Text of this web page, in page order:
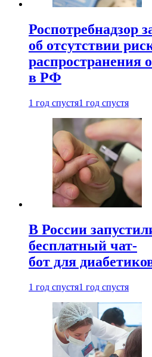
Роспотребнадзор
об отсутствии
распространения
в РФ
1 год спустя1 год спустя
В России
бесплатный чат-
бот для
1 год спустя1 год спустя